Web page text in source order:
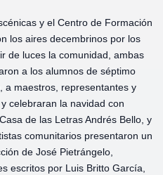
y el Centro de Formación
los aires decembrinos por los
de luces la comunidad, ambas
a los alumnos de séptimo
a maestros, representantes y
celebraran la navidad con
de las Letras Andrés Bello, y
comunitarios presentaron un
de José Pietrángelo,
escritos por Luis Britto García,